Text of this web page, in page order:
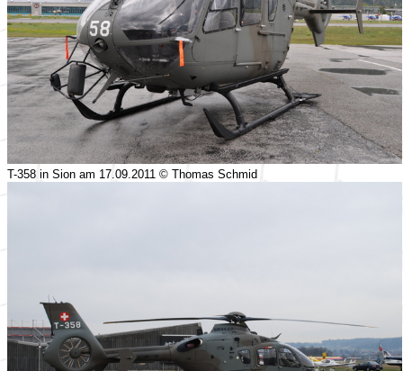
T-358 in Sion am 17.09.2011 © Thomas Schmid